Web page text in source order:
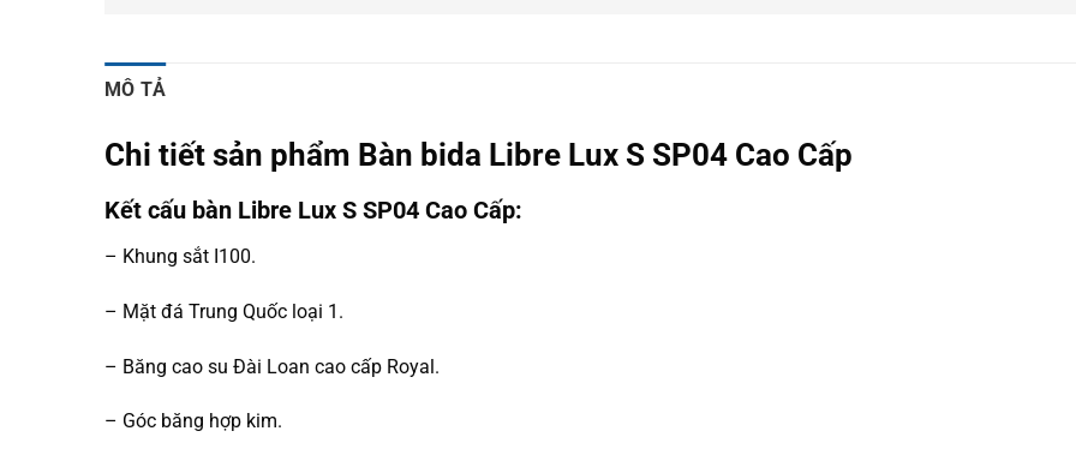
MÔ TẢ
Chi tiết sản phẩm Bàn bida Libre Lux S SP04 Cao Cấp
Kết cấu bàn Libre Lux S SP04 Cao Cấp:
– Khung sắt I100.
– Mặt đá Trung Quốc loại 1.
– Băng cao su Đài Loan cao cấp Royal.
– Góc băng hợp kim.